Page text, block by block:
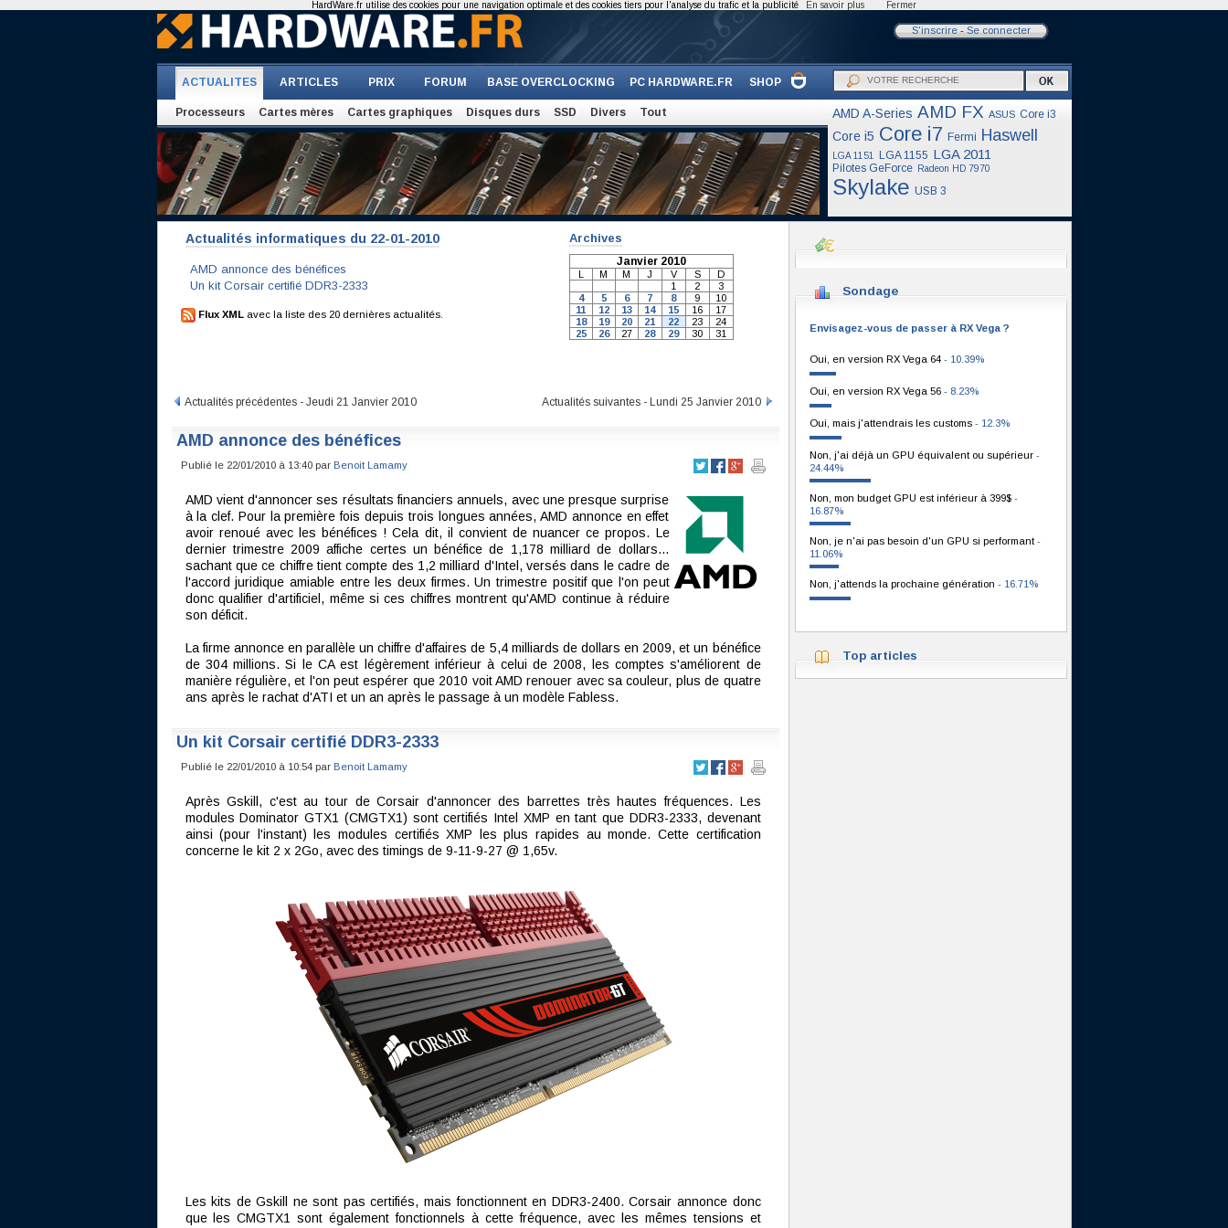
S'inscrire- Se connecter
ACTUALITES ARTICLES PRIX FORUM BASE OVERCLOCKING PC HARDWARE.FR SHOP
Processeurs Cartes mères Cartes graphiques Disques durs SSD Divers Tout AMD A-Series AMD FX ASUS Core i3
Core i5 Core i7 Fermi Haswell
LGA 1151 LGA 1155 LGA 2011
Pilotes GeForce Radeon HD 7970
Skylake USB 3
Actualités informatiques du 22-01-2010
AMD annonce des bénéfices
Un kit Corsair certifié DDR3-2333
Flux XMLavec la liste des 20 dernières actualités.
Archives
Janvier 2010
L M M J V S
D
1
2
3
4
5 6 7 8 9
10
11
12 13 14 15 16
17
18
19 20 21 22 23
24
25
26 27 28 29 30 31
Actualités précédentes - Jeudi 21 Janvier 2010 Actualités suivantes - Lundi 25 Janvier 2010
AMD annonce des bénéfices
Publié le 22/01/2010 à 13:40 par Benoit Lamamy
AMD vient d'annoncer ses résultats financiers annuels, avec une presque surprise
à la clef. Pour la première fois depuis trois longues années, AMD annonce en effet
avoir renoué avec les bénéfices ! Cela dit, il convient de nuancer ce propos. Le
dernier trimestre 2009 affiche certes un bénéfice de 1,178 milliard de dollars…
sachant que ce chiffre tient compte des 1,2 milliard d'Intel, versés dans le cadre de
l'accord juridique amiable entre les deux firmes. Un trimestre positif que l'on peut
donc qualifier d'artificiel, même si ces chiffres montrent qu'AMD continue à réduire
son déficit.
La firme annonce en parallèle un chiffre d'affaires de 5,4 milliards de dollars en 2009, et un bénéfice
de 304 millions. Si le CA est légèrement inférieur à celui de 2008, les comptes s'améliorent de
manière régulière, et l'on peut espérer que 2010 voit AMD renouer avec sa couleur, plus de quatre
ans après le rachat d'ATI et un an après le passage à un modèle Fabless.
Un kit Corsair certifié DDR3-2333
Publié le 22/01/2010 à 10:54 par Benoit Lamamy
Après Gskill, c'est au tour de Corsair d'annoncer des barrettes très hautes fréquences. Les
modules Dominator GTX1 (CMGTX1) sont certifiés Intel XMP en tant que DDR3-2333, devenant
ainsi (pour l'instant) les modules certifiés XMP les plus rapides au monde. Cette certification
concerne le kit 2 x 2Go, avec des timings de 9-11-9-27 @ 1,65v.
Les kits de Gskill ne sont pas certifiés, mais fonctionnent en DDR3-2400. Corsair annonce donc
que les CMGTX1 sont également fonctionnels à cette fréquence, avec les mêmes tensions et
Sondage
Envisagez-vous de passer à RX Vega ?
Oui, en version RX Vega 64 - 10.39%
Oui, en version RX Vega 56 - 8.23%
Oui, mais j'attendrais les customs - 12.3%
Non, j'ai déjà un GPU équivalent ou supérieur -
24.44%
Non, mon budget GPU est inférieur à 399$ -
16.87%
Non, je n'ai pas besoin d'un GPU si performant -
11.06%
Non, j'attends la prochaine génération - 16.71%
Top articles
HardWare.fr utilise des cookies pour une navigation optimale et des cookies tiers pour l'analyse du trafic et la publicité En savoir plus Fermer